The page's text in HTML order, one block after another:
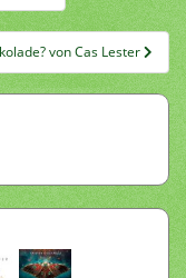
von Cas Lester